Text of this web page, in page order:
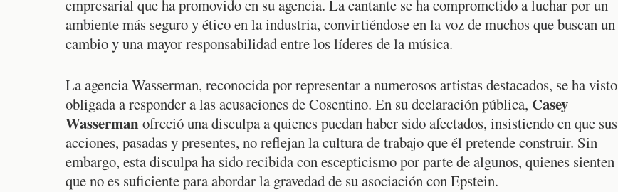
empresarial que ha promovido en su agencia. La cantante se ha comprometido a luchar por un
ambiente más seguro y ético en la industria, convirtiéndose en la voz de muchos que buscan un
cambio y una mayor responsabilidad entre los líderes de la música.
La agencia Wasserman, reconocida por representar a numerosos artistas destacados, se ha visto
obligada a responder a las acusaciones de Cosentino. En su declaración pública, Casey
Wasserman ofreció una disculpa a quienes puedan haber sido afectados, insistiendo en que sus
acciones, pasadas y presentes, no reflejan la cultura de trabajo que él pretende construir. Sin
embargo, esta disculpa ha sido recibida con escepticismo por parte de algunos, quienes sienten
que no es suficiente para abordar la gravedad de su asociación con Epstein.